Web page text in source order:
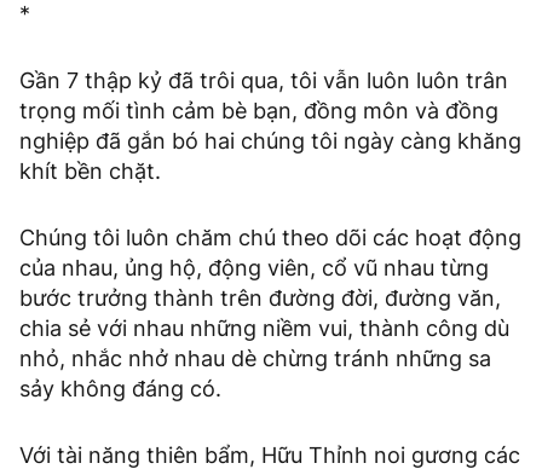
*
Gần 7 thập kỷ đã trôi qua, tôi vẫn luôn luôn trân
trọng mối tình cảm bè bạn, đồng môn và đồng
nghiệp đã gắn bó hai chúng tôi ngày càng khăng
khít bền chặt.
Chúng tôi luôn chăm chú theo dõi các hoạt động
của nhau, ủng hộ, động viên, cổ vũ nhau từng
bước trưởng thành trên đường đời, đường văn,
chia sẻ với nhau những niềm vui, thành công dù
nhỏ, nhắc nhở nhau dè chừng tránh những sa
sảy không đáng có.
Với tài năng thiên bẩm, Hữu Thỉnh noi gương các